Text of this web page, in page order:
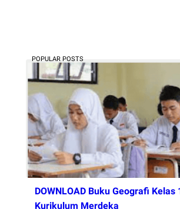
POPULAR POSTS
DOWNLOAD Buku Geografi Kelas
Kurikulum Merdeka